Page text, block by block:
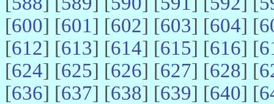
[600] [601] [602] [603] [604] [
[612] [613] [614] [615] [616] [
[624] [625] [626] [627] [628] [
[636] [637] [638] [639] [640] [